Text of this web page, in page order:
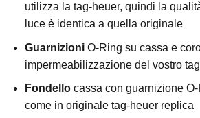
utilizza la tag-heuer, quindi la
luce è identica a quella originale
GuarnizioniO-Ring su cassa e
impermeabilizzazione del vostro
Fondellocassa con guarnizione
come in originale tag-heuer replica